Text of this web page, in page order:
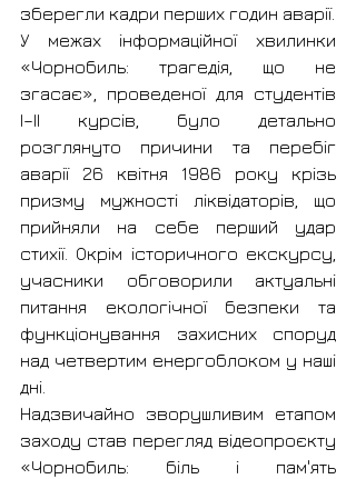
зберегли кадри перших годин аварії.
У межах інформаційної хвилинки
«Чорнобиль: трагедія, що не
згасає», проведеної для студентів
І–ІІ курсів, було детально
розглянуто причини та перебіг
аварії 26 квітня 1986 року крізь
призму мужності ліквідаторів, що
прийняли на себе перший удар
стихії. Окрім історичного екскурсу,
учасники обговорили актуальні
питання екологічної безпеки та
функціонування захисних споруд
над четвертим енергоблоком у наші
дні.
Надзвичайно зворушливим етапом
заходу став перегляд відеопроєкту
«Чорнобиль: біль і пам'ять